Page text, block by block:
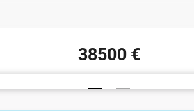
38500 €